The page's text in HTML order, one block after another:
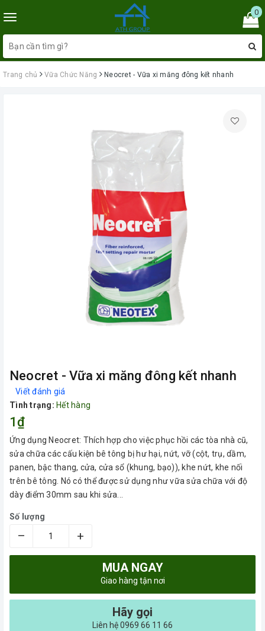
Toggle
navigation
0
Trang chủ Vữa Chức Năng Neocret - Vữa xi măng đông kết nhanh
Neocret - Vữa xi măng đông kết nhanh
Viết đánh giá
Tình trạng: Hết hàng
1₫
Ứng dụng Neocret: Thích hợp cho việc phục hồi các tòa nhà cũ,
sửa chữa các cấu kiện bê tông bị hư hại, nứt, vỡ (cột, trụ, dầm,
panen, bậc thang, cửa, cửa sổ (khung, bạo)), khe nứt, khe nối
trên bê tông. Nó có thể được sử dụng như vữa sửa chữa với độ
dày điểm 30mm sau khi sửa...
Số lượng
– +
MUA NGAY
Giao hàng tận nơi
Hãy gọi
Liên hệ 0969 66 11 66